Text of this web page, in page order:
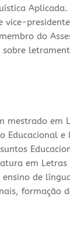
Aplicada.
vice-
do
sobre
mestrado em
Educacional
em Letras
de
formação